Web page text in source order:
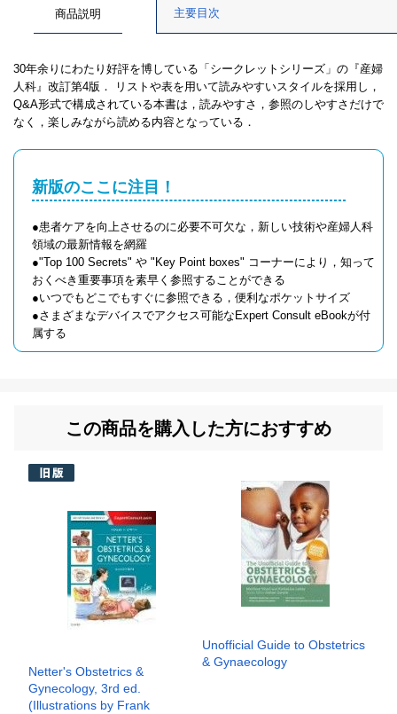
商品説明 主要目次
30年余りにわたり好評を博している「シークレットシリーズ」の『産婦
人科』改訂第4版． リストや表を用いて読みやすいスタイルを採用し，
Q&A形式で構成されている本書は，読みやすさ，参照のしやすさだけで
なく，楽しみながら読める内容となっている．
新版のここに注目！
●患者ケアを向上させるのに必要不可欠な，新しい技術や産婦人科
領域の最新情報を網羅
●"Top 100 Secrets" や "Key Point boxes" コーナーにより，知って
おくべき重要事項を素早く参照することができる
●いつでもどこでもすぐに参照できる，便利なポケットサイズ
●さまざまなデバイスでアクセス可能なExpert Consult eBookが付
属する
この商品を購入した方におすすめ
Netter's Obstetrics &
Gynecology, 3rd ed.
(Illustrations by Frank
Unofficial Guide to Obstetrics
& Gynaecology